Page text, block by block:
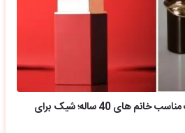
ایده آل ترین رنگ های رژ لب مناسب خانم های 40 ساله؛ شیک برای